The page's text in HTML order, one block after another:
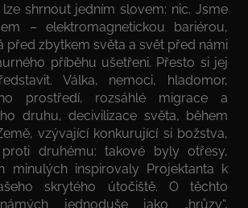
shrnout jedním slovem: nic. Jsme
– elektromagnetickou bariérou,
před zbytkem světa a svět před námi
příběhu ušetřeni. Přesto si jej
Válka, nemoci, hladomor,
prostředí, rozsáhlé migrace a
druhu, decivilizace světa, během
vzývající konkurující si božstva,
druhému: takové byly otřesy,
minulých inspirovaly Projektanta k
skrytého útočiště. O těchto
jednoduše jako „hrůzy“,